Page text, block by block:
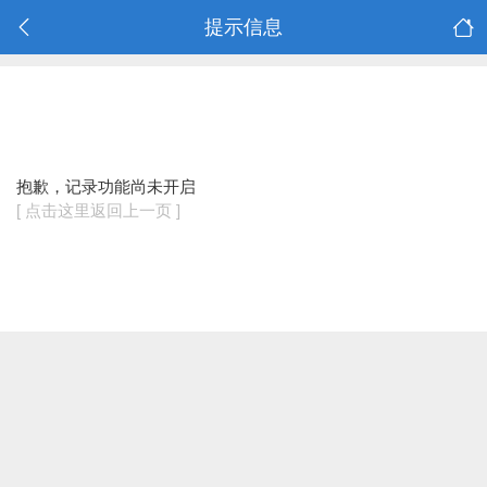
提示信息
抱歉，记录功能尚未开启
[ 点击这里返回上一页 ]